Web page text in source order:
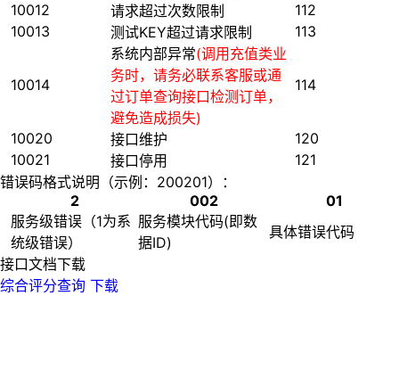
10012
请求超过次数限制
112
10013
测试KEY超过请求限制 113
10014
系统内部异常(调用充值类业
务时，请务必联系客服或通
过订单查询接口检测订单，
避免造成损失)
114
10020 接口维护
120
10021
接口停用
121
错误码格式说明（示例：200201）：
2
002
01
服务级错误（1为系
统级错误）
服务模块代码(即数
据ID)
具体错误代码
接口文档下载
综合评分查询 下载